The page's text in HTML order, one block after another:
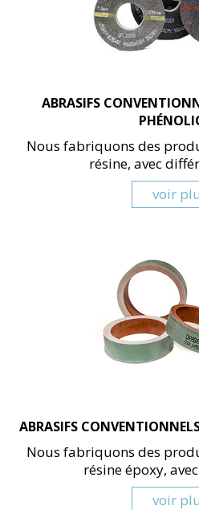
ABRASIFS
Nous fabriquons des
résine, avec
voir
ABRASIFS
Nous fabriquons des
résine époxy,
voir